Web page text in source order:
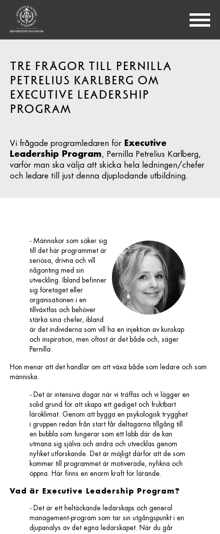
TRE FRÅGOR TILL PERNILLA
PETRELIUS KARLBERG OM
EXECUTIVE LEADERSHIP
PROGRAM
Vi frågade programledaren för Executive
Leadership Program, Pernilla Petrelius Karlberg,
varför man ska välja att skicka hela ledningen/chefer
och ledare till just denna djuplodande utbildning.
- Människor som söker sig
till det här programmet är
seriösa, drivna och vill
någonting med sin
utveckling. Ibland befinner
sig företaget eller
organisationen i en
tillväxtfas och behöver
stärka sina chefer, ibland
är det individerna som vill ha en injektion av kunskap
och inspiration, men oftast är det både och, säger
Pernilla.
Hon menar att det handlar om att växa både som ledare och som
människa.
- Det är intensiva dagar när vi träffas och vi lägger en
solid grund för att skapa ett gediget och fruktbart
läroklimat. Genom att bygga en psykologisk trygghet
i gruppen redan från start får deltagarna tillgång till
en bubbla som fungerar som ett labb där de kan
utmana sig själva och andra och utvecklas genom
nyfiket utforskande. Det är möjligt därför att de som
kommer till programmet är motiverade, nyfikna och
öppna. Här finns en enorm kraft för lärande.
Vad är Executive Leadership Program?
- Det är ett heltäckande ledarskaps och general
management-program som tar sin utgångspunkt i en
djupanalys av det egna ledarskapet. När du går